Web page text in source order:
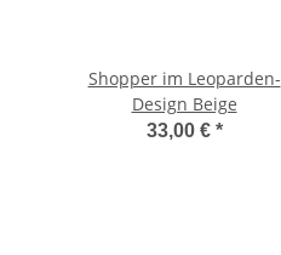
Shopper im Leoparden-
Design Beige
33,00 € *